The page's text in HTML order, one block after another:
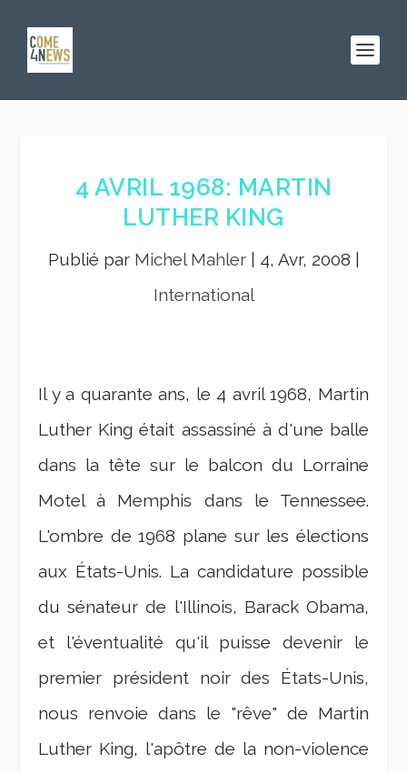
4 AVRIL 1968: MARTIN
LUTHER KING
Publié par Michel Mahler| 4, Avr, 2008
International
Il y a quarante ans, le 4 avril 1968, Martin
Luther King était assassiné à d'une balle
dans la tête sur le balcon du Lorraine
Motel à Memphis dans le Tennessee.
L'ombre de 1968 plane sur les élections
aux États-Unis. La candidature possible
du sénateur de l'Illinois, Barack Obama,
et l'éventualité qu'il puisse devenir le
premier président noir des États-Unis,
nous renvoie dans le "rêve" de Martin
Luther King, l'apôtre de la non-violence